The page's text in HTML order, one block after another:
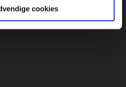
cookies